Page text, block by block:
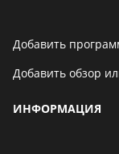
Добавить
Добавить обзор
ИНФОРМАЦИЯ